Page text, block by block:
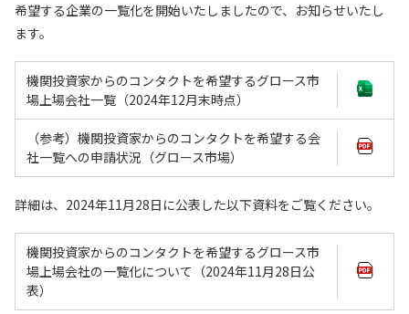
希望する企業の一覧化を開始いたしましたので、お知らせいたし
ます。
機関投資家からのコンタクトを希望するグロース市
場上場会社一覧（2024年12月末時点）
（参考）機関投資家からのコンタクトを希望する会
社一覧への申請状況（グロース市場）
詳細は、2024年11月28日に公表した以下資料をご覧ください。
機関投資家からのコンタクトを希望するグロース市
場上場会社の一覧化について（2024年11月28日公
表）